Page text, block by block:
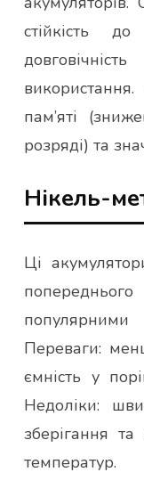
стійкість
пам’яті
розряді) та
Нікель-
Ці
Переваги:
ємність у
Недоліки:
зберігання та
температур.